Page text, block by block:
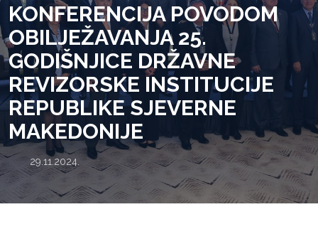
KONFERENCIJA POVODOM
OBILJEŽAVANJA 25.
GODIŠNJICE DRŽAVNE
REVIZORSKE INSTITUCIJE
REPUBLIKE SJEVERNE
MAKEDONIJE
29.11.2024.